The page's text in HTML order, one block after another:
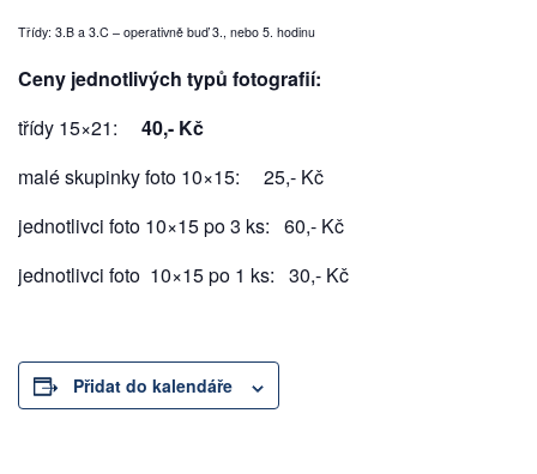
Třídy: 3.B a 3.C – operativně buď 3., nebo 5. hodinu
Ceny jednotlivých typů fotografií:
třídy 15×21: 40,- Kč
malé skupinky foto 10×15: 25,- Kč
jednotlivci foto 10×15 po 3 ks: 60,- Kč
jednotlivci foto 10×15 po 1 ks: 30,- Kč
Přidat do kalendáře